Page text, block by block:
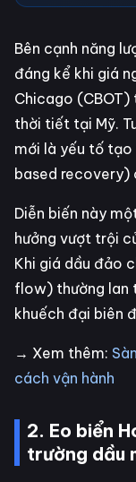
Bên cạnh năng
đáng kể khi giá
Chicago (CBOT)
thời tiết tại Mỹ.
mới là yếu tố tạo
based recovery)
Diễn biến này
hưởng vượt trội
Khi giá dầu đảo
flow) thường lan
khuếch đại biên
→ Xem thêm:
cách vận hành
2. Eo biển
trường dầu